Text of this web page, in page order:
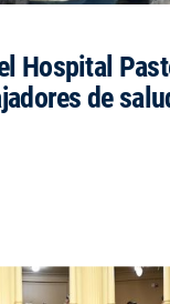
Hospital
de